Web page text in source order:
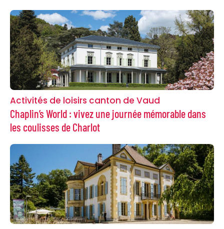
Activités de loisirs canton de Vaud
Chaplin’s World : vivez une journée mémorable dans
les coulisses de Charlot